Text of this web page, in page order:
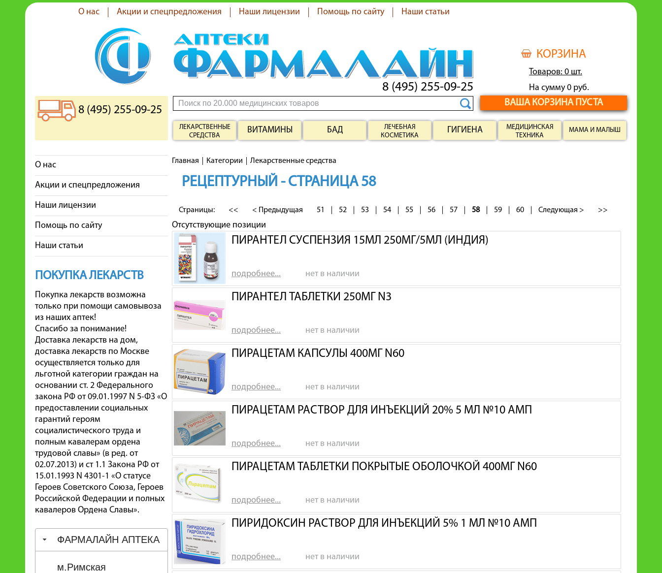
О нас Акции и спецпредложения Наши лицензии Помощь по сайту Наши статьи
КОРЗИНА
Товаров: 0 шт.
На сумму 0 руб.
ВАША КОРЗИНА ПУСТА
8 (495) 255-09-25
8 (495) 255-09-25
ЛЕКАРСТВЕННЫЕ
СРЕДСТВА
ВИТАМИНЫ БАД
ЛЕЧЕБНАЯ
КОСМЕТИКА
ГИГИЕНА
МЕДИЦИНСКАЯ
ТЕХНИКА
МАМА И МАЛЫШ
О нас
Акции и спецпредложения
Наши лицензии
Помощь по сайту
Наши статьи
ПОКУПКА ЛЕКАРСТВ
Покупка лекарств возможна
только при помощи самовывоза
из наших аптек!
Спасибо за понимание!
Доставка лекарств на дом,
доставка лекарств по Москве
осуществляется только для
льготной категории граждан на
основании ст. 2 Федерального
закона РФ от 09.01.1997 N 5-ФЗ «О
предоставлении социальных
гарантий героям
социалистического труда и
полным кавалерам ордена
трудовой славы» (в ред. от
02.07.2013) и ст 1.1 Закона РФ от
15.01.1993 N 4301-1 «О статусе
Героев Советского Союза, Героев
Российской Федерации и полных
кавалеров Ордена Славы».
ФАРМАЛАЙН АПТЕКА
м.Римская
Главная Категории Лекарственные средства
РЕЦЕПТУРНЫЙ - СТРАНИЦА 58
Страницы: << < Предыдущая 51 52 53 54 55 56 57 58 59 60 Следующая > >>
Отсутствующие позиции
ПИРАНТЕЛ СУСПЕНЗИЯ 15МЛ 250МГ/5МЛ (ИНДИЯ)
подробнее... нет в наличии
ПИРАНТЕЛ ТАБЛЕТКИ 250МГ N3
подробнее... нет в наличии
ПИРАЦЕТАМ КАПСУЛЫ 400МГ N60
подробнее... нет в наличии
ПИРАЦЕТАМ РАСТВОР ДЛЯ ИНЪЕКЦИЙ 20% 5 МЛ №10 АМП
подробнее... нет в наличии
ПИРАЦЕТАМ ТАБЛЕТКИ ПОКРЫТЫЕ ОБОЛОЧКОЙ 400МГ N60
подробнее... нет в наличии
ПИРИДОКСИН РАСТВОР ДЛЯ ИНЪЕКЦИЙ 5% 1 МЛ №10 АМП
подробнее... нет в наличии